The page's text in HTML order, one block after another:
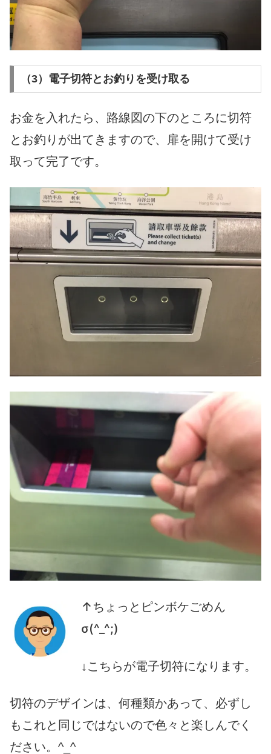
（3）電子切符とお釣りを受け取る
お金を入れたら、路線図の下のところに切符
とお釣りが出てきますので、扉を開けて受け
取って完了です。
↑ ちょっとピンボケごめん
σ(^_^;)
↓こちらが電子切符になります。
切符のデザインは、何種類かあって、必ずし
もこれと同じではないので色々と楽しんでく
ださい。 ^_^